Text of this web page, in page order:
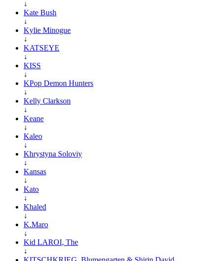
↓
Kate Bush
↓
Kylie Minogue
↓
KATSEYE
↓
KISS
↓
KPop Demon Hunters
↓
Kelly Clarkson
↓
Keane
↓
Kaleo
↓
Khrystyna Soloviy
↓
Kansas
↓
Kato
↓
Khaled
↓
K.Maro
↓
Kid LAROI, The
↓